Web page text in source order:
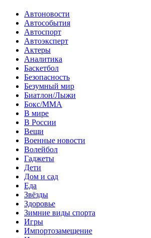
Автоновости
Автособытия
Автоспорт
Автоэксперт
Актеры
Аналитика
Баскетбол
Безопасность
Безумный мир
Биатлон/Лыжи
Бокс/MMA
В мире
В России
Вещи
Военные новости
Волейбол
Гаджеты
Дети
Дом и сад
Еда
Звёзды
Здоровье
Зимние виды спорта
Игры
Импортозамещение